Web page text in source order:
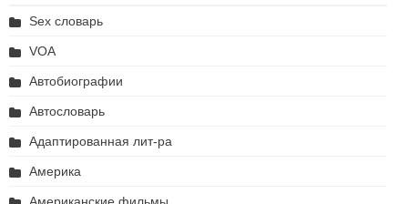
Sex словарь
VOA
Автобиографии
Автословарь
Адаптированная лит-ра
Америка